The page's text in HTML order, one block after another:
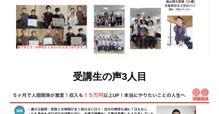
受講生の声3人目